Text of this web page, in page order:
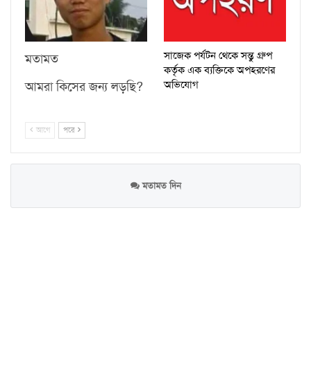
মতামত
আমরা কিসের জন্য লড়ছি?
সাজেক পর্যটন থেকে সন্তু গ্রুপ
কর্তৃক এক ব্যক্তিকে অপহরণের
অভিযোগ
আগে পরে
মতামত দিন